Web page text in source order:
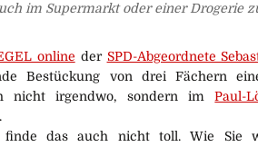
im Supermarkt oder einer Drogerie
online der SPD-Abgeordnete
Bestückung von drei Fächern
nicht irgendwo, sondern imPaul-
das auch nicht toll. Wie Sie